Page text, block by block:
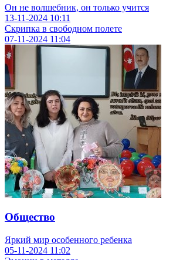
Он не волшебник, он только учится
13-11-2024 10:11
Скрипка в свободном полете
07-11-2024 11:04
Общество
Яркий мир особенного ребенка
05-11-2024 11:02